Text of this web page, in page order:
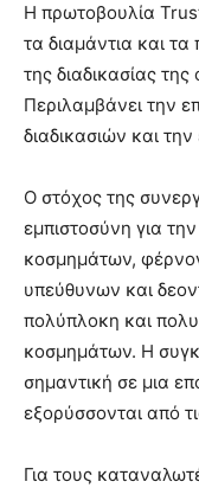
Η πρωτοβουλία
τα διαμάντια και
της διαδικασίας
Περιλαμβάνει την
διαδικασιών και
Ο στόχος της
εμπιστοσύνη για
κοσμημάτων,
υπεύθυνων και
πολύπλοκη και
κοσμημάτων. Η
σημαντική σε μια
εξορύσσονται από
Για τους